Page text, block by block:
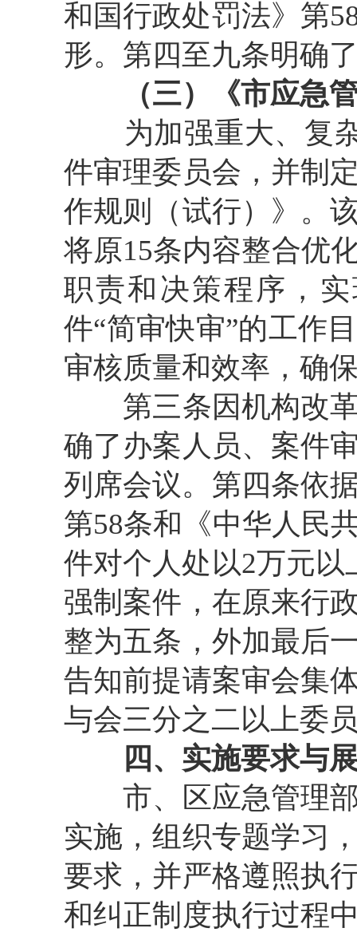
和国行政处罚法》第
形。第四至九条明确
（三）《市应急
为加强重大、复杂
件审理委员会，并制
作规则（试行）》。
将原15条内容整合优
职责和决策程序，
件“简审快审”的工作
审核质量和效率，确
第三条因机构改革
确了办案人员、案件
列席会议。第四条依
第58条和《中华人民
件对个人处以2万元
强制案件，在原来行
整为五条，外加最后
告知前提请案审会集
与会三分之二以上委
四、实施要求与
市、区应急管理部
实施，组织专题学习
要求，并严格遵照执
和纠正制度执行过程